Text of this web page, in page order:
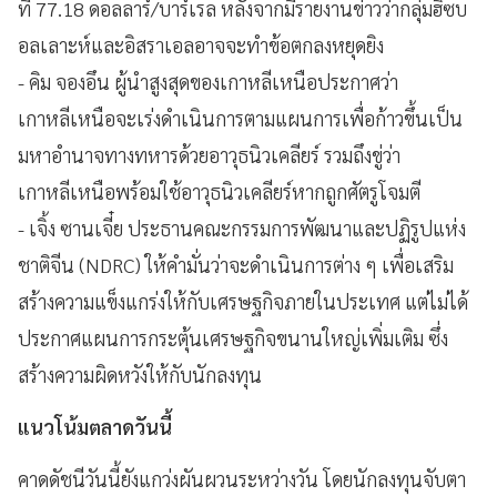
ที่ 77.18 ดอลลาร์/บาร์เรล หลังจากมีรายงานข่าวว่ากลุ่มฮิซบ
อลเลาะห์และอิสราเอลอาจจะทำข้อตกลงหยุดยิง
- คิม จองอึน ผู้นำสูงสุดของเกาหลีเหนือประกาศว่า
เกาหลีเหนือจะเร่งดำเนินการตามแผนการเพื่อก้าวขึ้นเป็น
มหาอำนาจทางทหารด้วยอาวุธนิวเคลียร์ รวมถึงขู่ว่า
เกาหลีเหนือพร้อมใช้อาวุธนิวเคลียร์หากถูกศัตรูโจมตี
- เจิ้ง ซานเจี๋ย ประธานคณะกรรมการพัฒนาและปฏิรูปแห่ง
ชาติจีน (NDRC) ให้คำมั่นว่าจะดำเนินการต่าง ๆ เพื่อเสริม
สร้างความแข็งแกร่งให้กับเศรษฐกิจภายในประเทศ แต่ไม่ได้
ประกาศแผนการกระตุ้นเศรษฐกิจขนานใหญ่เพิ่มเติม ซึ่ง
สร้างความผิดหวังให้กับนักลงทุน
แนวโน้มตลาดวันนี้
คาดดัชนีวันนี้ยังแกว่งผันผวนระหว่างวัน โดยนักลงทุนจับตา